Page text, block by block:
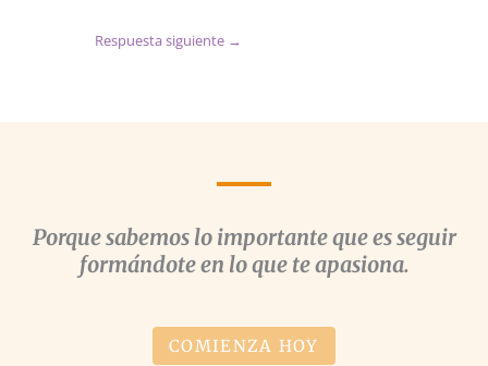
Respuesta siguiente →
Porque sabemos lo importante que es seguir
formándote en lo que te apasiona.
COMIENZA HOY